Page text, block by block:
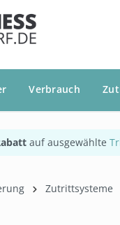
springen
Verbrauch
auf ausgewählte
Zutrittsysteme